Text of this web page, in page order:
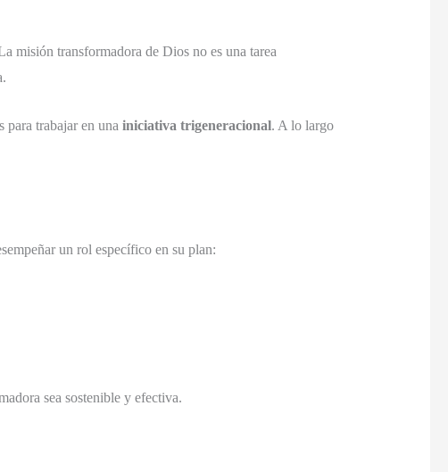
misión transformadora de Dios no es una tarea
para trabajar en una iniciativa trigeneracional. A lo largo
un rol específico en su plan:
sea sostenible y efectiva.